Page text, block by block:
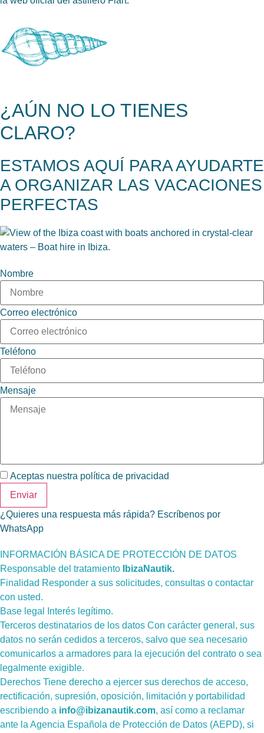
¿AÚN NO LO TIENES
CLARO?
ESTAMOS AQUÍ PARA AYUDARTE
A ORGANIZAR LAS VACACIONES
PERFECTAS
Nombre
Correo electrónico
Teléfono
Mensaje
Aceptas nuestra política de privacidad
Enviar
¿Quieres una respuesta más rápida? Escríbenos por
WhatsApp
INFORMACIÓN BÁSICA DE PROTECCIÓN DE DATOS
Responsable del tratamiento
IbizaNautik.
Finalidad Responder a sus solicitudes, consultas o contactar
con usted.
Base legal Interés legítimo.
Terceros destinatarios de los datos Con carácter general, sus
datos no serán cedidos a terceros, salvo que sea necesario
comunicarlos a armadores para la ejecución del contrato o sea
legalmente exigible.
Derechos Tiene derecho a ejercer sus derechos de acceso,
rectificación, supresión, oposición, limitación y portabilidad
escribiendo a info@ibizanautik.com, así como a reclamar
ante la Agencia Española de Protección de Datos (AEPD), si